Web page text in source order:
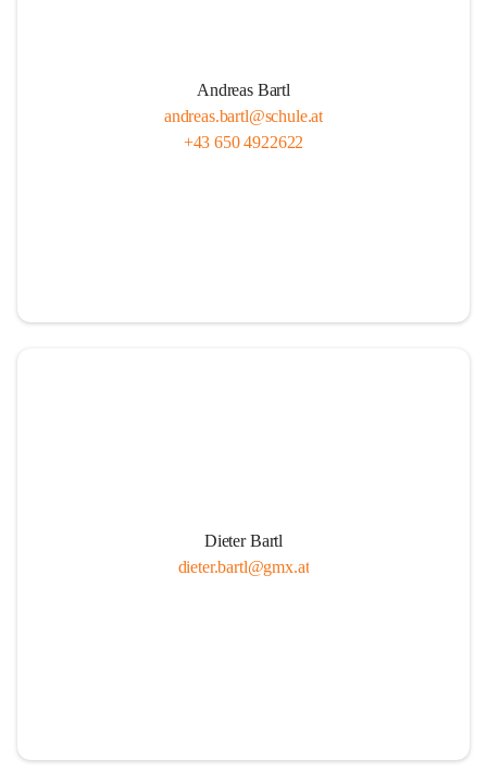
Andreas Bartl
andreas.bartl@schule.at
+43 650 4922622
Dieter Bartl
dieter.bartl@gmx.at